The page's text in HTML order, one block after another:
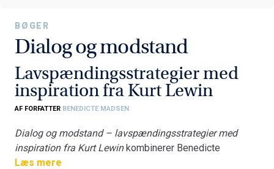
BØGER
Dialog og modstand
Lavspændingsstrategier med
inspiration fra Kurt Lewin
AF FORFATTER BENEDICTE MADSEN
Dialog og modstand – lavspændingsstrategier med
inspiration fra Kurt Lewinkombinerer Benedicte
Madsens kommunikations- og dialogteori med Lewins
Læs mere